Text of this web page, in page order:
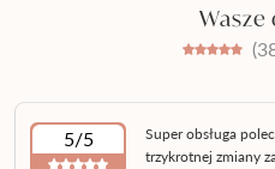
5/5
Super obsługa
trzykrotnej zmiany